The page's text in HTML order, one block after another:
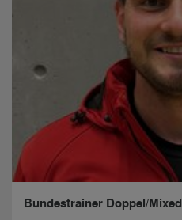
Bundestrainer Doppel/Mixed